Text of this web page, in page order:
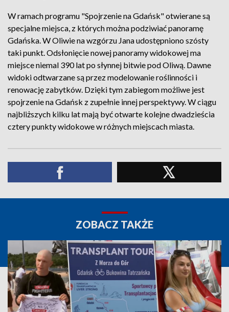
W ramach programu "Spojrzenie na Gdańsk" otwierane są
specjalne miejsca, z których można podziwiać panoramę
Gdańska. W Oliwie na wzgórzu Jana udostępniono szósty
taki punkt. Odsłonięcie nowej panoramy widokowej ma
miejsce niemal 390 lat po słynnej bitwie pod Oliwą. Dawne
widoki odtwarzane są przez modelowanie roślinności i
renowację zabytków. Dzięki tym zabiegom możliwe jest
spojrzenie na Gdańsk z zupełnie innej perspektywy. W ciągu
najbliższych kilku lat mają być otwarte kolejne dwadzieścia
cztery punkty widokowe w różnych miejscach miasta.
ZOBACZ TAKŻE